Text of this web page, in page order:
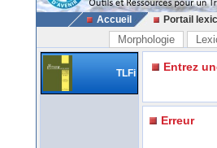
Accueil Portail
Morphologie
TLFi Entrez
Erreur